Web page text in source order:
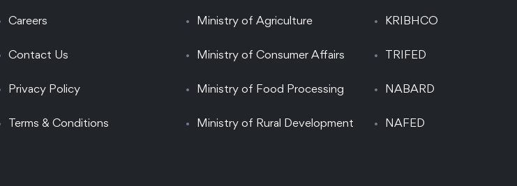
Careers
Contact Us
Privacy Policy
Terms & Conditions
Ministry of Agriculture
Ministry of Consumer Affairs
Ministry of Food Processing
Ministry of Rural Development
KRIBHCO
TRIFED
NABARD
NAFED